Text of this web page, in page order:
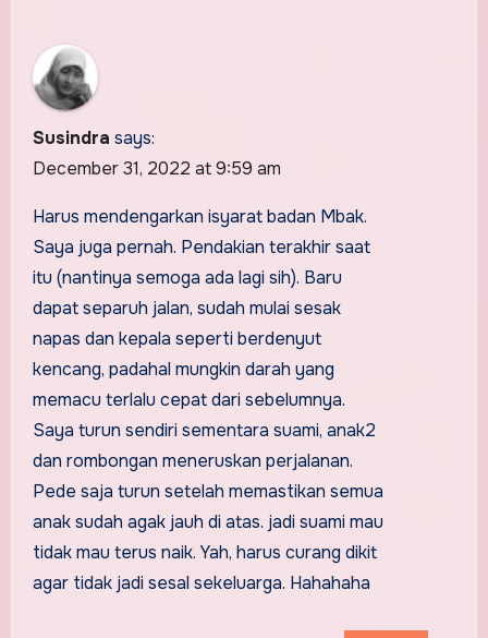
Susindra says:
December 31, 2022 at 9:59 am
Harus mendengarkan isyarat badan Mbak.
Saya juga pernah. Pendakian terakhir saat
itu (nantinya semoga ada lagi sih). Baru
dapat separuh jalan, sudah mulai sesak
napas dan kepala seperti berdenyut
kencang, padahal mungkin darah yang
memacu terlalu cepat dari sebelumnya.
Saya turun sendiri sementara suami, anak2
dan rombongan meneruskan perjalanan.
Pede saja turun setelah memastikan semua
anak sudah agak jauh di atas. jadi suami mau
tidak mau terus naik. Yah, harus curang dikit
agar tidak jadi sesal sekeluarga. Hahahaha